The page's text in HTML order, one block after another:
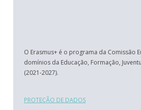
O Erasmus+ é o programa da Comissão
domínios da Educação, Formação,
(2021-2027).
PROTEÇÃO DE DADOS